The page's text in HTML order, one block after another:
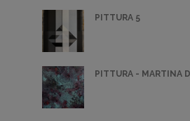
PITTURA 5
PITTURA - MARTINA